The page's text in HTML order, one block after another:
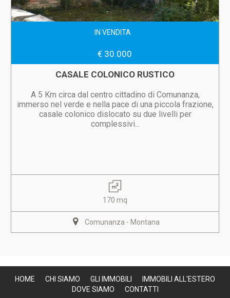
IN VENDITA
€ 30.000
CASALE COLONICO RUSTICO
A 5 Km circa dal centro cittadino di Comunanza,
immerso nel verde e nella pace di una piccola frazione,
casale colonico dislocato su due livelli per
complessivi...
170 mq
Comunanza - Montana
HOME CHI SIAMO GLI IMMOBILI
IMMOBILI ALL'ESTERO
DOVE SIAMO
CONTATTI